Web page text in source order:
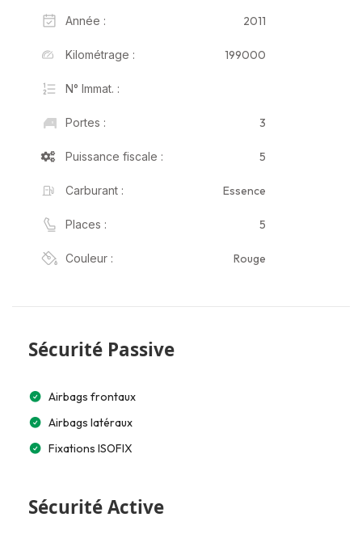
Année : 2011
Kilométrage : 199000
N° Immat. :
Portes : 3
Puissance fiscale : 5
Carburant : Essence
Places : 5
Couleur : Rouge
Sécurité Passive
Airbags frontaux
Airbags latéraux
Fixations ISOFIX
Sécurité Active